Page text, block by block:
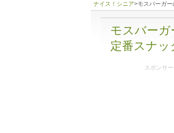
ナイス！シニア>モスバーガ
モスバー
定番スナッ
スポンサ